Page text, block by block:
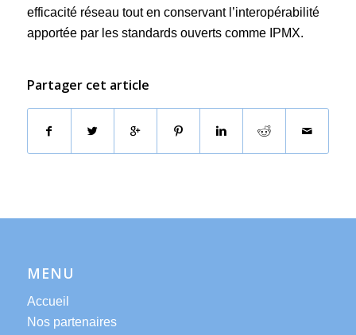
efficacité réseau tout en conservant l’interopérabilité
apportée par les standards ouverts comme IPMX.
Partager cet article
MENU
Accueil
Nos partenaires